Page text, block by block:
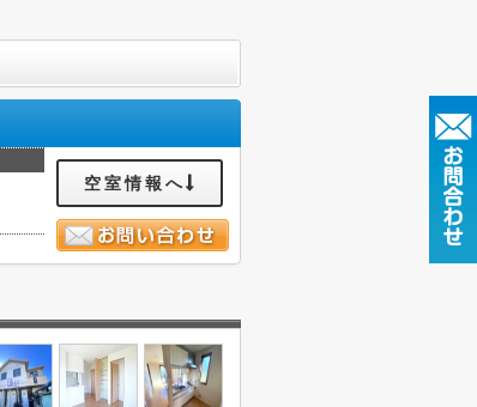
空室情報へ